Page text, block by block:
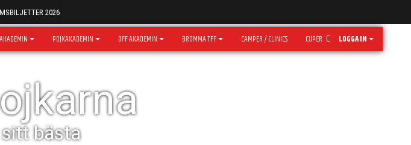
2026
POJKAKADEMIN DFF AKADEMIN BROMMA TFF CAMPER / CLINICS CUPER LOGGA IN
sitt bästa